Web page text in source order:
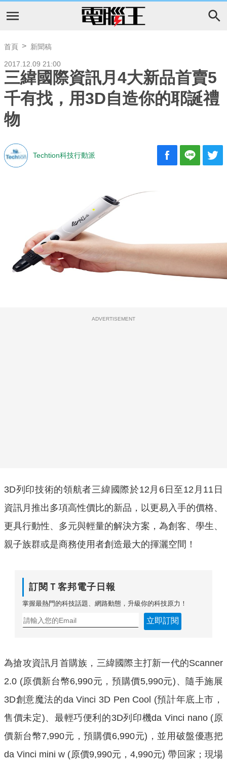
首頁 新聞稿
2017.12.09 21:00
三緯國際資訊月4大新品首賣5
千有找，用3D自造你的耶誕禮
物
Techtion科技行動派
ADVERTISEMENT
3D列印技術的領航者三緯國際於12月6日至12月11日
資訊月推出多項高性價比的新品，以更易入手的價格、
更具行動性、多元與輕量的解決方案，為創客、學生、
親子族群或是商務使用者創造最大的揮灑空間！
訂閱Ｔ客邦電子日報
掌握最熱門的科技話題、網路動態，升級你的科技原力！
立即訂閱
為搶攻資訊月首購族，三緯國際主打新一代的Scanner
2.0 (原價新台幣6,990元，預購價5,990元)、隨手施展
3D創意魔法的da Vinci 3D Pen Cool (預計年底上市，
售價未定)、最輕巧便利的3D列印機da Vinci nano (原
價新台幣7,990元，預購價6,990元)，並用破盤優惠把
da Vinci mini w (原價9,990元，4,990元) 帶回家；現場